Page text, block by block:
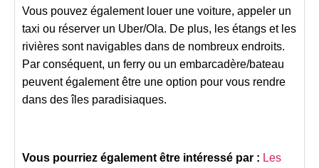
Vous pouvez également louer une voiture, appeler un
taxi ou réserver un Uber/Ola. De plus, les étangs et les
rivières sont navigables dans de nombreux endroits.
Par conséquent, un ferry ou un embarcadère/bateau
peuvent également être une option pour vous rendre
dans des îles paradisiaques.
Vous pourriez également être intéressé par : Les